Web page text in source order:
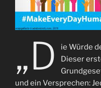
„D
ie Würde
Dieser
und ein Versprechen: